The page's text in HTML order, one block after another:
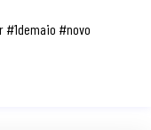
#novo